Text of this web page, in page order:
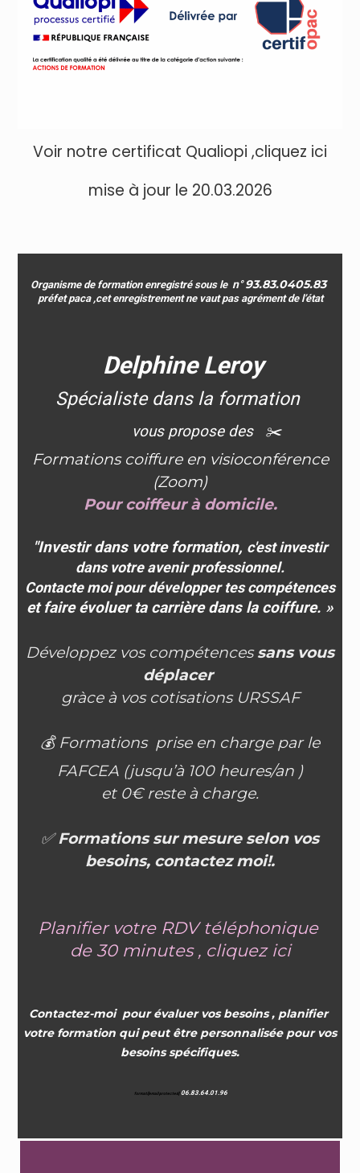
Voir notre certificat Qualiopi ,cliquez ici
mise à jour le 20.03.2026
Organismede formation enregistré sous le n°93.83.0405.83
préfet paca ,cet enregistrement ne vaut pas agrément de l’état
Delphine Leroy
Spécialiste dans la formation
vous propose des
✂️
Formations coiffure en visioconférence
(Zoom)
Pour coiffeur à domicile.
"Investir dans votre formation, c'est investir
dans votre avenir professionnel.
Contacte moi pour développer tes compétences
et faire évoluer ta carrière dans la coiffure. »
Développez vos compétencessans vous
déplacer
gràce à vos cotisations URSSAF
💰 Formations prise en charge par le
FAFCEA (jusqu’à 100 heures/an )
et 0€ reste à charge.
✅Formations sur mesure selon vos
besoins, contactez moi!.
Planifier votre RDV téléphonique
de 30 minutes, cliquez ici
Contactez-moi pour évaluer vos besoins , planifier
votre formation qui peut être personnalisée pour vos
besoins spécifiques.
formati[email protected] 06.83.64.01.96